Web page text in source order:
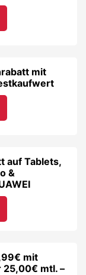
mit
auf Tablets,
&
mit
mtl. –